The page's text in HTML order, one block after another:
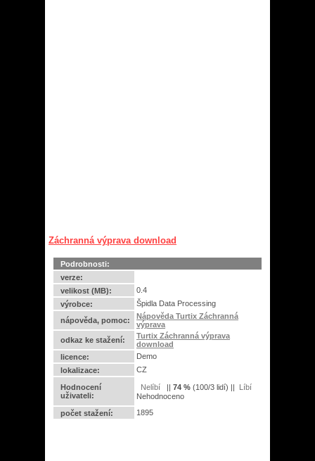
Záchranná výprava download
Podrobnosti:
verze:
velikost (MB):
0.4
výrobce:
Špidla Data Processing
nápověda, pomoc:
Nápověda Turtix Záchranná
výprava
odkaz ke stažení:
Turtix Záchranná výprava
download
licence:
Demo
lokalizace:
CZ
Hodnocení
uživateli:
|| 74 % (100/3 lidí) ||
Nehodnoceno
počet stažení:
1895